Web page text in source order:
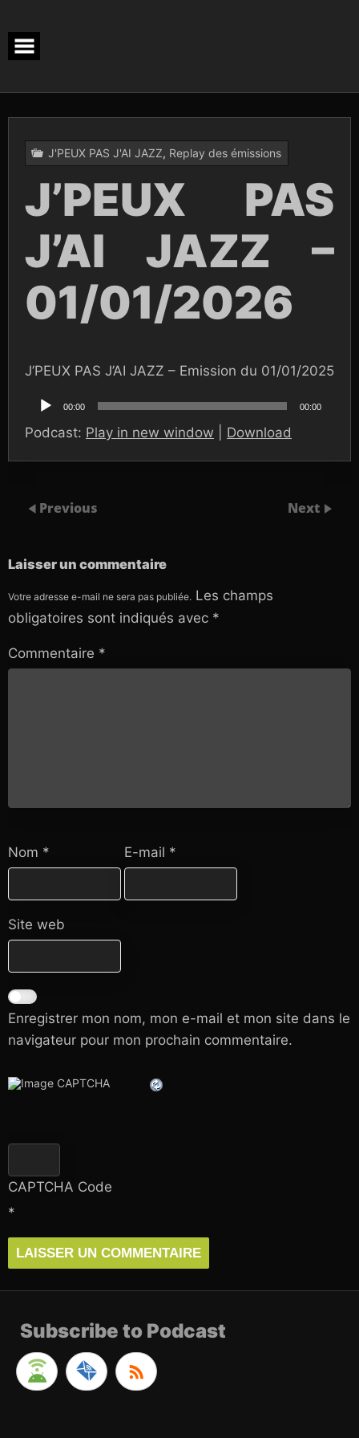
content
J'PEUX PAS J'AI JAZZ, Replay des émissions
J’PEUX PAS
J’AI JAZZ –
01/01/2026
J’PEUX PAS J’AI JAZZ – Emission du 01/01/2025
audio
00:00 00:00
Podcast: Play in new window Download
Previous Next
Laisser un commentaire
Votre adresse e-mail ne sera pas publiée. Les champs
obligatoires sont indiqués avec *
Commentaire *
Nom * E-mail *
Site web
Enregistrer mon nom, mon e-mail et mon site dans le
navigateur pour mon prochain commentaire.
CAPTCHA Code
*
Subscribe to Podcast